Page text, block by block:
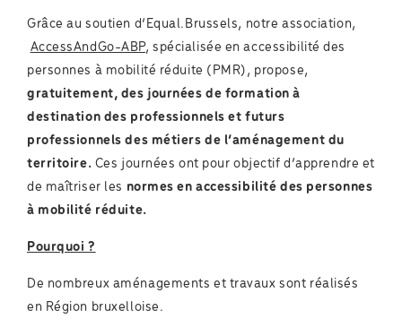
Grâce au soutien d’Equal.Brussels, notre association,
AccessAndGo-ABP, spécialisée en accessibilité des
personnes à mobilité réduite (PMR), propose,
gratuitement, des journées de formation à
destination des professionnels et futurs
professionnels des métiers de l’aménagement du
territoire. Ces journées ont pour objectif d’apprendre et
de maîtriser les normes en accessibilité des personnes
à mobilité réduite.
Pourquoi ?
De nombreux aménagements et travaux sont réalisés
en Région bruxelloise.